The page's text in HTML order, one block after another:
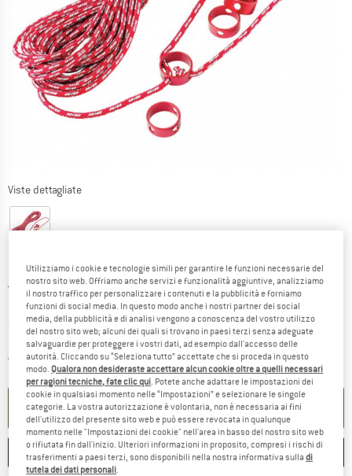
Viste dettagliate
Prezzo originale :
33,95€
Prezzo:
28,86€ incl. IVA
più Spese di spedizioneInformazioni sui costi di spedizione. Si apre in
Articolo purtroppo attualmente esauritoIl link si apre in una casella
ATTIVA LA NOTIFICA
ANNOTA CONFRONTA
Utilizziamo i cookie e tecnologie simili per garantire le funzioni necessarie del
nostro sito web. Offriamo anche servizi e funzionalità aggiuntive, analizziamo
il nostro traffico per personalizzare i contenuti e la pubblicità e forniamo
funzioni di social media. In questo modo anche i nostri partner dei social
media, della pubblicità e di analisi vengono a conoscenza del vostro utilizzo
del nostro sito web; alcuni dei quali si trovano in paesi terzi senza adeguate
salvaguardie per proteggere i vostri dati, ad esempio dall'accesso delle
autorità. Cliccando su “Seleziona tutto” accettate che si proceda in questo
modo. Qualora non desideraste accettare alcun cookie oltre a quelli necessari
per ragioni tecniche, fate clic qui . Potete anche adattare le impostazioni dei
cookie in qualsiasi momento nelle “Impostazioni” e selezionare le singole
categorie. La vostra autorizzazione è volontaria, non è necessaria ai fini
dell'utilizzo del presente sito web e può essere revocata in qualunque
momento nelle "Impostazioni dei cookie" nell'area in basso del nostro sito web
o rifiutata fin dall'inizio. Ulteriori informazioni in proposito, compresi i rischi di
trasferimenti a paesi terzi, sono disponibili nella nostra informativa sulladi
tutela dei dati personali